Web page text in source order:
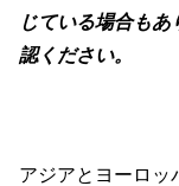
じている場合も
認ください。
アジアとヨーロッ